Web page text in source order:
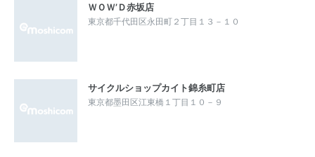
ＷＯＷ’Ｄ赤坂店
東京都千代田区永田町２丁目１３－１０
サイクルショップカイト錦糸町店
東京都墨田区江東橋１丁目１０－９